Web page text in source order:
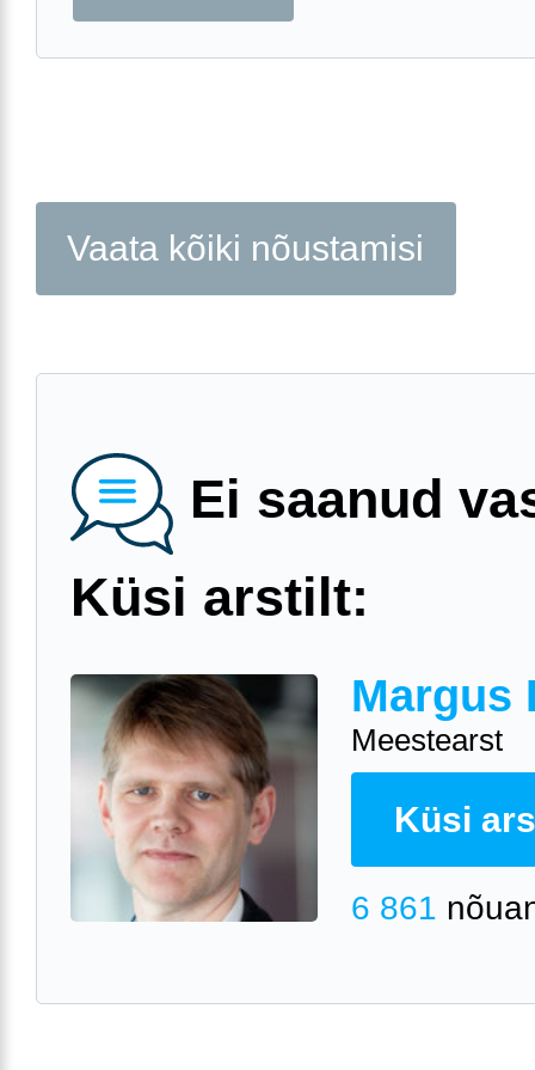
Vaata kõiki nõustamisi
Ei saanud
Küsi arstilt:
Margus
Meestearst
Küsi
6 861